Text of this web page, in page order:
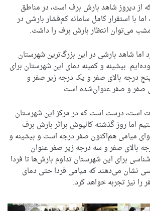
از دیروز شاهد بارش برف است، در مناطق
با استقرار کامل سامانه کم‌فشار بارشی در
می‌توان انتظار بارش برف را داشت.
اما شاهد بارشی در این بزرگ‌ترین شهرستان
بیشینه و کمینه دمای این شهرستان برای
درجه بالای صفر و یک درجه زیر صفر و
صفر و صفر عنوان‌شده است.
است، درست است که در مرکز این شهرستان
اما روز گذشته کالپوش براثر بارش برف
میامی هم‌اکنون صفر درجه است و بیشینه و
بالای صفر و سه درجه زیر صفر عنوان
برای این شهرستان تداوم بارش‌ها تا فردا
نشان می‌دهند که میامی فردا حتی دمای
را نیز تجربه خواهد کرد.